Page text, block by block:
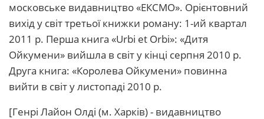
московське видавництво «ЕКСМО». Орієнтовний
вихід у світ третьої книжки роману: 1-ий квартал
2011 р. Перша книга «Urbi et Orbi»: «Дитя
Ойкумени» вийшла в світ у кінці серпня 2010 р.
Друга книга: «Королева Ойкумени» повинна
вийти в світ у листопаді 2010 р.
[Генрі Лайон Олді (м. Харків) - видавництво